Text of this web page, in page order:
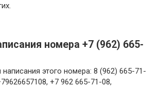
номера +7 (962) 665-
этого номера: 8 (962) 665-71-
+7 962 665-71-08,